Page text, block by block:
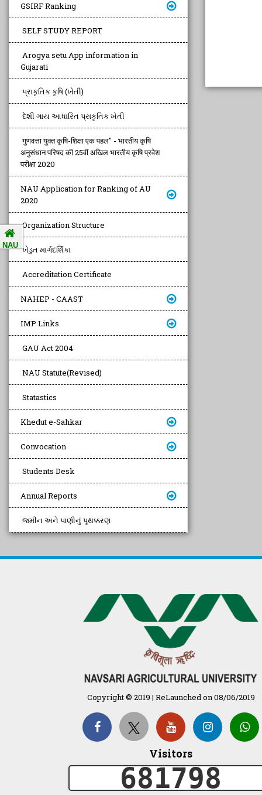
GSIRF Ranking
SELF STUDY REPORT
Arogya setu App information in
Gujarati
પ્રાકૃતિક કૃષિ (ખેતી)
દેશી ગાય આધારિત પ્રાકૃતિક ખેતી
गुणवत्ता युक्त कृषि-शिक्षा एक पहल" - भारतीय कृषि
अनुसंधान परिषद की 25वीं अखिल भारतीय कृषि प्रवेश
परीक्षा 2020
NAU Application for Ranking of AU
2020
Organization Structure
ખેડુત માર્ગદર્શિકા
Accreditation Certificate
NAHEP - CAAST
IMP Links
GAU Act 2004
NAU Statute(Revised)
Statastics
Khedut e-Sahkar
Convocation
Students Desk
Annual Reports
જમીન અને પાણીનું પૃથક્કરણ
Copyright © 2019 | ReLaunched on 08/06/2019
Visitors
681798
NAU